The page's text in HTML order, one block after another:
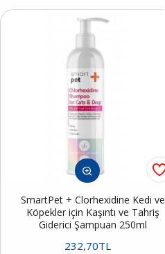
SmartPet + Clorhexidine Kedi ve
Köpekler için Kaşıntı ve Tahriş
Giderici Şampuan 250ml
232,70TL